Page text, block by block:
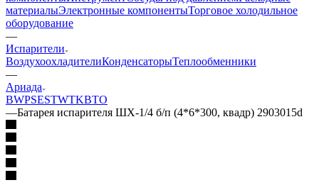
материалыЭлектронные компонентыТорговое холодильное
оборудование
—
Испарители
ВоздухоохладителиКонденсаторыТеплообменники
—
Ариада
BWPSESTWTKВТО
—Батарея испарителя ШХ-1/4 б/п (4*6*300, квадр) 2903015d